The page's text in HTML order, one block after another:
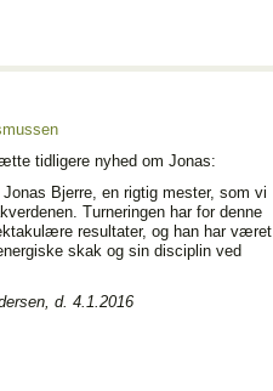
tidligere nyhed om Jonas:
Bjerre, en rigtig mester, som vi
Turneringen har for denne
resultater, og han har været
skak og sin disciplin ved
d. 4.1.2016